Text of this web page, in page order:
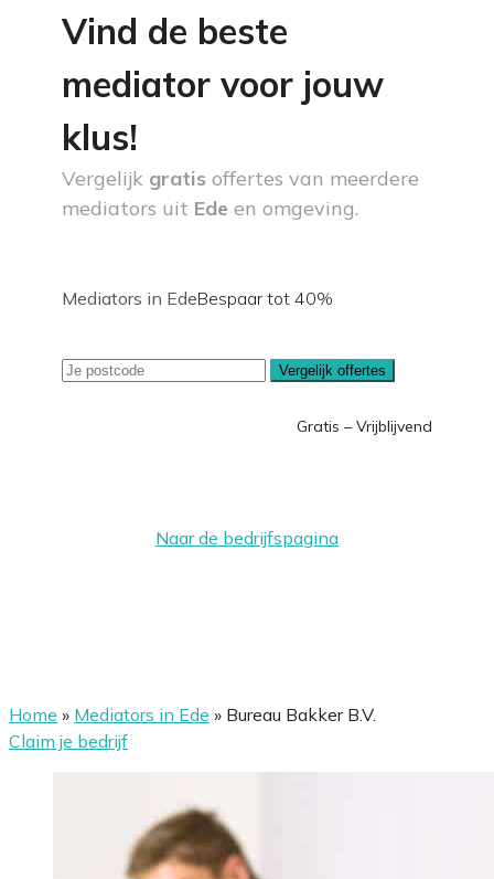
Vind de beste
mediator voor jouw
klus!
Vergelijk gratis offertes van meerdere
mediators uit Ede en omgeving.
Mediators in EdeBespaar tot 40%
Vergelijk offertes
Gratis – Vrijblijvend
Naar de bedrijfspagina
Home » Mediators in Ede » Bureau Bakker B.V.
Claim je bedrijf